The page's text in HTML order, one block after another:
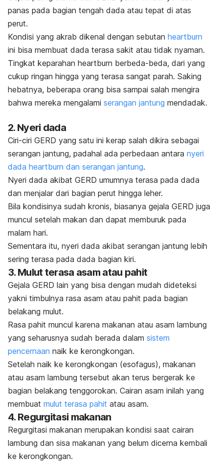
panas pada bagian tengah dada atau tepat di atas
perut.
Kondisi yang akrab dikenal dengan sebutan heartburn
ini bisa membuat dada terasa sakit atau tidak nyaman.
Tingkat keparahan heartburn berbeda-beda, dari yang
cukup ringan hingga yang terasa sangat parah. Saking
hebatnya, beberapa orang bisa sampai salah mengira
bahwa mereka mengalami serangan jantung mendadak.
2. Nyeri dada
Ciri-ciri GERD yang satu ini kerap salah dikira sebagai
serangan jantung, padahal ada perbedaan antara nyeri
dada heartburn dan serangan jantung.
Nyeri dada akibat GERD umumnya terasa pada dada
dan menjalar dari bagian perut hingga leher.
Bila kondisinya sudah kronis, biasanya gejala GERD juga
muncul setelah makan dan dapat memburuk pada
malam hari.
Sementara itu, nyeri dada akibat serangan jantung lebih
sering terasa pada dada bagian kiri.
3. Mulut terasa asam atau pahit
Gejala GERD lain yang bisa dengan mudah dideteksi
yakni timbulnya rasa asam atau pahit pada bagian
belakang mulut.
Rasa pahit muncul karena makanan atau asam lambung
yang seharusnya sudah berada dalam sistem
pencernaan naik ke kerongkongan.
Setelah naik ke kerongkongan (esofagus), makanan
atau asam lambung tersebut akan terus bergerak ke
bagian belakang tenggorokan. Cairan asam inilah yang
membuat mulut terasa pahit atau asam.
4. Regurgitasi makanan
Regurgitasi makanan merupakan kondisi saat cairan
lambung dan sisa makanan yang belum dicerna kembali
ke kerongkongan.